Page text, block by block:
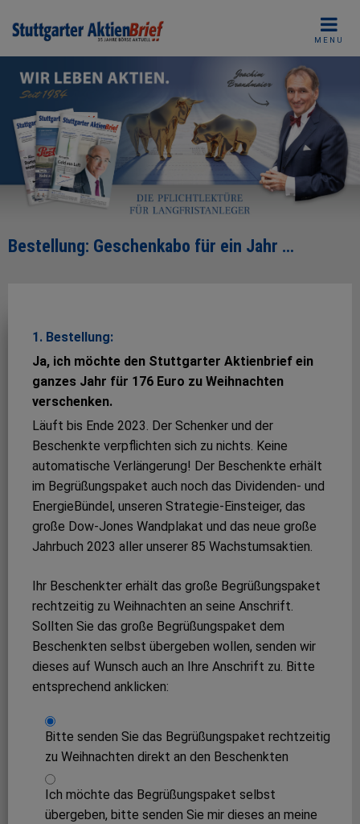
MENU
Bestellung: Geschenkabo für ein Jahr …
1. Bestellung:
Ja, ich möchte den Stuttgarter Aktienbrief ein
ganzes Jahr für 176 Euro zu Weihnachten
verschenken.
Läuft bis Ende 2023. Der Schenker und der
Beschenkte verpflichten sich zu nichts. Keine
automatische Verlängerung! Der Beschenkte erhält
im Begrüßungspaket auch noch das Dividenden- und
EnergieBündel, unseren Strategie-Einsteiger, das
große Dow-Jones Wandplakat und das neue große
Jahrbuch 2023 aller unserer 85 Wachstumsaktien.
Ihr Beschenkter erhält das große Begrüßungspaket
rechtzeitig zu Weihnachten an seine Anschrift.
Sollten Sie das große Begrüßungspaket dem
Beschenkten selbst übergeben wollen, senden wir
dieses auf Wunsch auch an Ihre Anschrift zu. Bitte
entsprechend anklicken:
Bitte senden Sie das Begrüßungspaket rechtzeitig
zu Weihnachten direkt an den Beschenkten
Ich möchte das Begrüßungspaket selbst
übergeben, bitte senden Sie mir dieses an meine